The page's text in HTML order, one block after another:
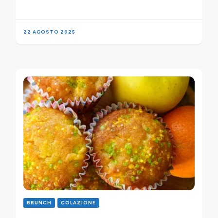
22 AGOSTO 2025
BRUNCH COLAZIONE